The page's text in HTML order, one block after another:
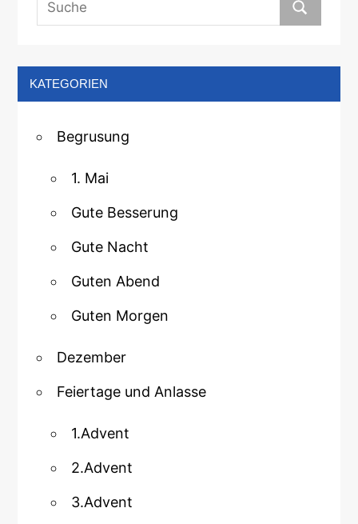
KATEGORIEN
Begrusung
1. Mai
Gute Besserung
Gute Nacht
Guten Abend
Guten Morgen
Dezember
Feiertage und Anlasse
1.Advent
2.Advent
3.Advent